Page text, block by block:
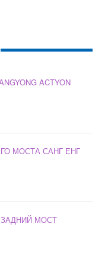
ACTYON
МОСТА САНГ ЕНГ
ЗАДНИЙ МОСТ